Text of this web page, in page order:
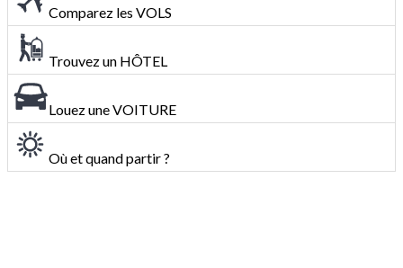
Comparez les VOLS
Trouvez un HÔTEL
Louez une VOITURE
Où et quand partir ?